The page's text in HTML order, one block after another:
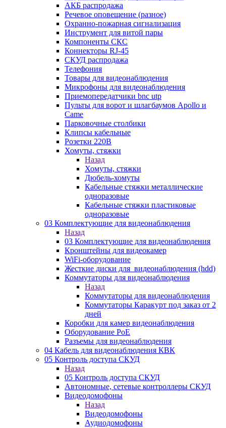
АКБ распродажа
Речевое оповещение (разное)
Охранно-пожарная сигнализация
Инструмент для витой пары
Компоненты СКС
Коннекторы RJ-45
СКУД распродажа
Телефония
Товары для видеонаблюдения
Микрофоны для видеонаблюдения
Приемопередатчики bnc utp
Пульты для ворот и шлагбаумов Apollo и
Came
Парковочные столбики
Клипсы кабельные
Розетки 220В
Хомуты, стяжки
Назад
Хомуты, стяжки
Дюбель-хомуты
Кабельные стяжки металлические
одноразовые
Кабельные стяжки пластиковые
одноразовые
03 Комплектующие для видеонаблюдения
Назад
03 Комплектующие для видеонаблюдения
Кронштейны для видеокамер
WiFi-оборудование
Жесткие диски для_видеонаблюдения (hdd)
Коммутаторы для видеонаблюдения
Назад
Коммутаторы для видеонаблюдения
Коммутаторы Каракурт под заказ от 2
дней
Коробки для камер видеонаблюдения
Оборудование PoE
Разъемы для видеонаблюдения
04 Кабель для видеонаблюдения КВК
05 Контроль доступа СКУД
Назад
05 Контроль доступа СКУД
Автономные, сетевые контроллеры СКУД
Видеодомофоны
Назад
Видеодомофоны
Аудиодомофоны